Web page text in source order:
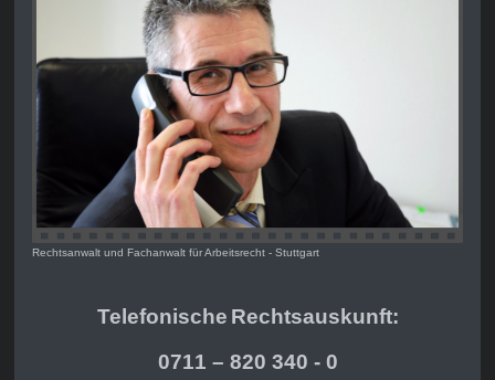
Rechtsanwalt und Fachanwalt für Arbeitsrecht - Stuttgart
Telefonische Rechtsauskunft:
0711 – 820 340 - 0